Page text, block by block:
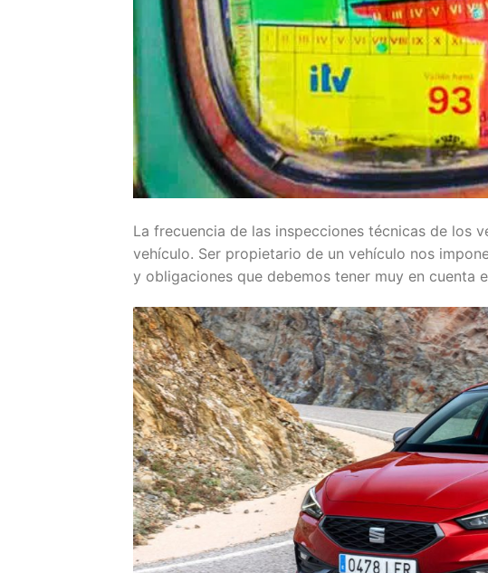
La frecuencia de las inspecciones técnicas de los
vehículo. Ser propietario de un vehículo nos
y obligaciones que debemos tener muy en cuenta